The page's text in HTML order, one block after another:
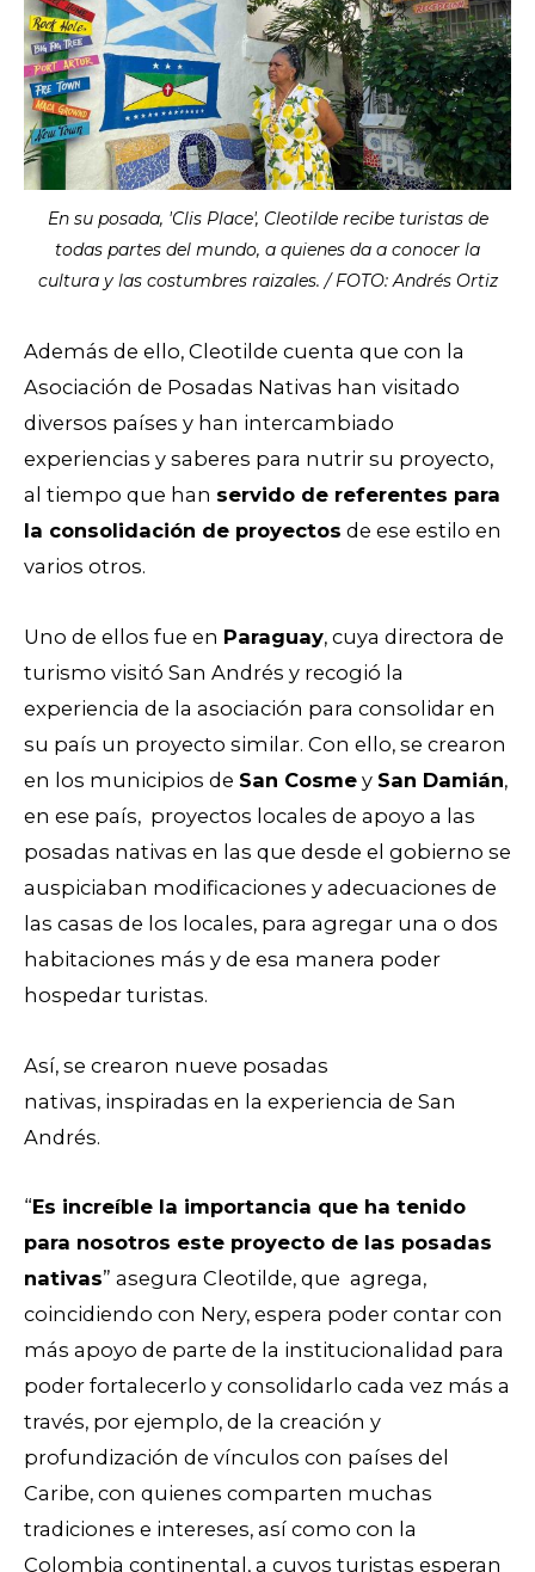
En su posada, 'Clis Place', Cleotilde recibe turistas de
todas partes del mundo, a quienes da a conocer la
cultura y las costumbres raizales. / FOTO: Andrés Ortiz
Además de ello, Cleotilde cuenta que con la
Asociación de Posadas Nativas han visitado
diversos países y han intercambiado
experiencias y saberes para nutrir su proyecto,
al tiempo que han servido de referentes para
la consolidación de proyectos de ese estilo en
varios otros.
Uno de ellos fue en Paraguay, cuya directora de
turismo visitó San Andrés y recogió la
experiencia de la asociación para consolidar en
su país un proyecto similar. Con ello, se crearon
en los municipios de San Cosme y San Damián,
en ese país, proyectos locales de apoyo a las
posadas nativas en las que desde el gobierno se
auspiciaban modificaciones y adecuaciones de
las casas de los locales, para agregar una o dos
habitaciones más y de esa manera poder
hospedar turistas.
Así, se crearon nueve posadas
nativas, inspiradas en la experiencia de San
Andrés.
“Es increíble la importancia que ha tenido
para nosotros este proyecto de las posadas
nativas” asegura Cleotilde, que agrega,
coincidiendo con Nery, espera poder contar con
más apoyo de parte de la institucionalidad para
poder fortalecerlo y consolidarlo cada vez más a
través, por ejemplo, de la creación y
profundización de vínculos con países del
Caribe, con quienes comparten muchas
tradiciones e intereses, así como con la
Colombia continental, a cuyos turistas esperan